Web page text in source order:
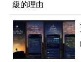
級的理由